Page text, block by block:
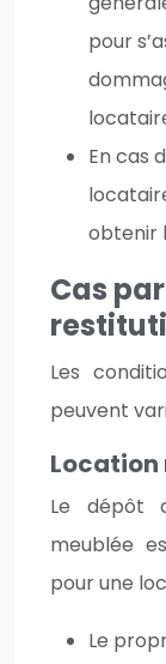
pour
En cas
obtenir
Cas
Les
peuvent
Location
Le dépôt
meublée
pour une
Le